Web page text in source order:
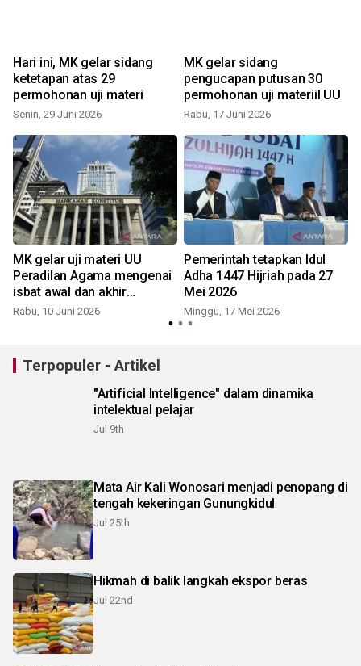
Hari ini, MK gelar sidang
ketetapan atas 29
permohonan uji materi
Senin, 29 Juni 2026
MK gelar sidang
pengucapan putusan 30
permohonan uji materiil UU
Rabu, 17 Juni 2026
MK gelar uji materi UU
Peradilan Agama mengenai
isbat awal dan akhir
Ramadhan
Rabu, 10 Juni 2026
Pemerintah tetapkan Idul
Adha 1447 Hijriah pada 27
Mei 2026
Minggu, 17 Mei 2026
Terpopuler - Artikel
"Artificial Intelligence" dalam dinamika
intelektual pelajar
Jul 9th
Mata Air Kali Wonosari menjadi penopang di
tengah kekeringan Gunungkidul
Jul 25th
Hikmah di balik langkah ekspor beras
Jul 22nd